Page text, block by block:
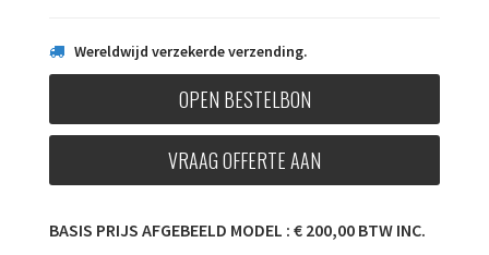
Wereldwijd verzekerde verzending.
OPEN BESTELBON
VRAAG OFFERTE AAN
BASIS PRIJS AFGEBEELD MODEL : € 200,00 BTW INC.